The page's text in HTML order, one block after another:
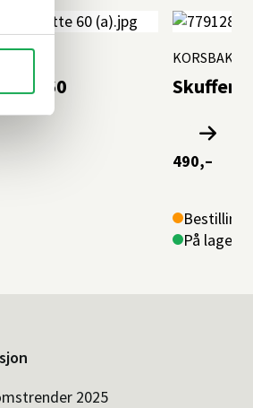
60
490,–
På lager i
2025